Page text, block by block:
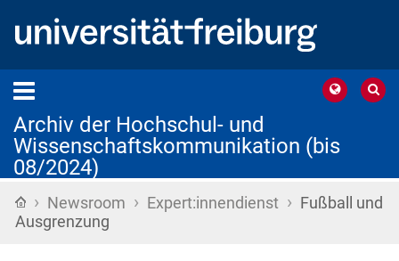
Archiv der Hochschul- und
Wissenschaftskommunikation (bis
08/2024)
Startseite
› Newsroom › Expert:innendienst › Fußball und
Ausgrenzung